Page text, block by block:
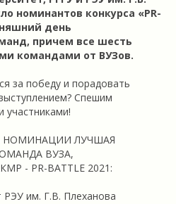
номинантов конкурса «PR-
день
причем все шесть
командами от ВУЗов.
за победу и порадовать
Спешим
участниками!
НОМИНАЦИИ ЛУЧШАЯ
ВУЗА,
- PR-BATTLE 2021:
им. Г.В. Плеханова